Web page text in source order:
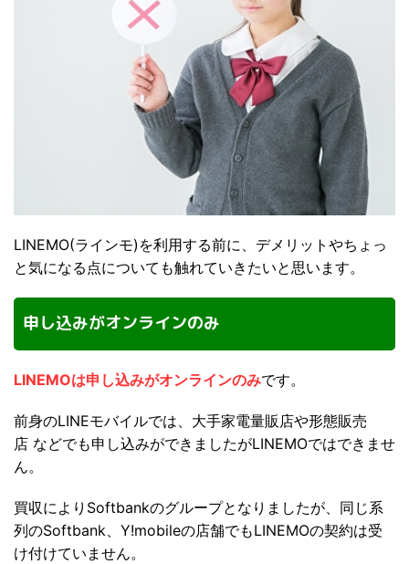
LINEMO(ラインモ)を利用する前に、デメリットやちょっ
と気になる点についても触れていきたいと思います。
申し込みがオンラインのみ
LINEMOは申し込みがオンラインのみです。
前身のLINEモバイルでは、大手家電量販店や形態販売
店 などでも申し込みができましたがLINEMOではできませ
ん。
買収によりSoftbankのグループとなりましたが、同じ系
列のSoftbank、Y!mobileの店舗でもLINEMOの契約は受
け付けていません。